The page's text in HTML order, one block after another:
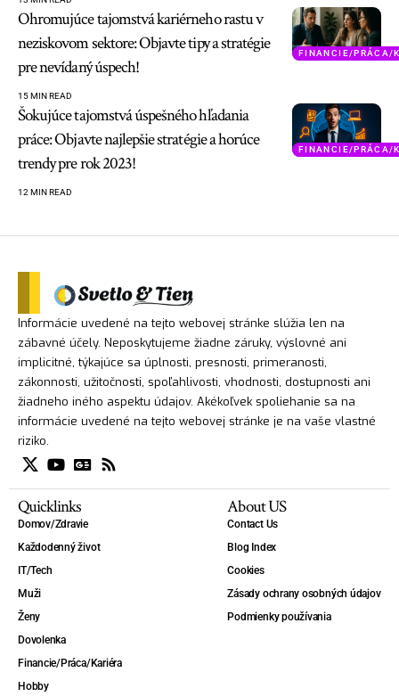
FINANCIE/PRÁCA/
Ohromujúce tajomstvá kariérneho rastu v
neziskovom sektore: Objavte tipy a stratégie
pre nevídaný úspech!
15 MIN READ
FINANCIE/PRÁCA/
Šokujúce tajomstvá úspešného hľadania
práce: Objavte najlepšie stratégie a horúce
trendy pre rok 2023!
12 MIN READ
Informácie uvedené na tejto webovej stránke slúžia len na
zábavné účely. Neposkytujeme žiadne záruky, výslovné ani
implicitné, týkajúce sa úplnosti, presnosti, primeranosti,
zákonnosti, užitočnosti, spoľahlivosti, vhodnosti, dostupnosti ani
žiadneho iného aspektu údajov. Akékoľvek spoliehanie sa na
informácie uvedené na tejto webovej stránke je na vaše vlastné
riziko.
Quicklinks
Domov/Zdravie
Každodenný život
IT/Tech
Muži
Ženy
Dovolenka
Financie/Práca/Kariéra
Hobby
About US
Contact Us
Blog Index
Cookies
Zásady ochrany osobných údajov
Podmienky používania